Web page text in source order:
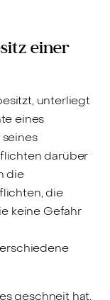
einer
unterliegt
eines
darüber
die
die
keine Gefahr
geschneit hat,